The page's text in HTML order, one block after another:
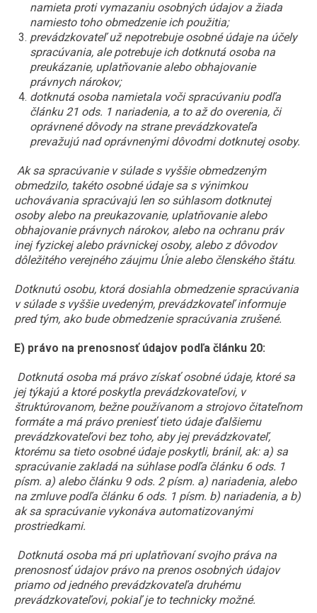
namieta proti vymazaniu osobných údajov a žiada
namiesto toho obmedzenie ich použitia;
prevádzkovateľ už nepotrebuje osobné údaje na účely
spracúvania, ale potrebuje ich dotknutá osoba na
preukázanie, uplatňovanie alebo obhajovanie
právnych nárokov;
dotknutá osoba namietala voči spracúvaniu podľa
článku 21 ods. 1 nariadenia, a to až do overenia, či
oprávnené dôvody na strane prevádzkovateľa
prevažujú nad oprávnenými dôvodmi dotknutej osoby.
Ak sa spracúvanie v súlade s vyššie obmedzeným
obmedzilo, takéto osobné údaje sa s výnimkou
uchovávania spracúvajú len so súhlasom dotknutej
osoby alebo na preukazovanie, uplatňovanie alebo
obhajovanie právnych nárokov, alebo na ochranu práv
inej fyzickej alebo právnickej osoby, alebo z dôvodov
dôležitého verejného záujmu Únie alebo členského štátu.
Dotknutú osobu, ktorá dosiahla obmedzenie spracúvania
v súlade s vyššie uvedeným, prevádzkovateľ informuje
pred tým, ako bude obmedzenie spracúvania zrušené.
E) právo na prenosnosť údajov podľa článku 20:
Dotknutá osoba má právo získať osobné údaje, ktoré sa
jej týkajú a ktoré poskytla prevádzkovateľovi, v
štruktúrovanom, bežne používanom a strojovo čitateľnom
formáte a má právo preniesť tieto údaje ďalšiemu
prevádzkovateľovi bez toho, aby jej prevádzkovateľ,
ktorému sa tieto osobné údaje poskytli, bránil, ak: a) sa
spracúvanie zakladá na súhlase podľa článku 6 ods. 1
písm. a) alebo článku 9 ods. 2 písm. a) nariadenia, alebo
na zmluve podľa článku 6 ods. 1 písm. b) nariadenia, a b)
ak sa spracúvanie vykonáva automatizovanými
prostriedkami.
Dotknutá osoba má pri uplatňovaní svojho práva na
prenosnosť údajov právo na prenos osobných údajov
priamo od jedného prevádzkovateľa druhému
prevádzkovateľovi, pokiaľ je to technicky možné.